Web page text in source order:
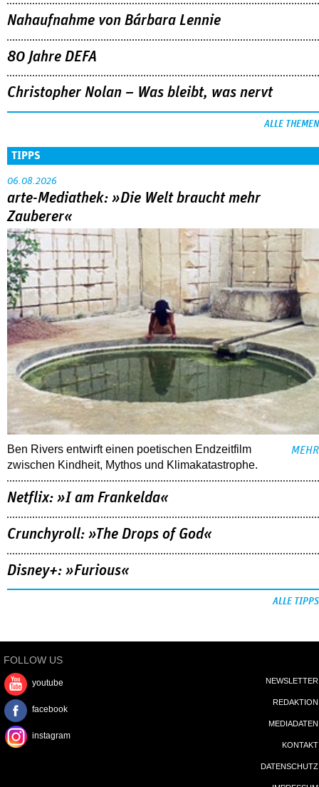
Nahaufnahme von Bárbara Lennie
80 Jahre DEFA
Christopher Nolan – Was bleibt, was nervt
ALLE THEMEN
TIPPS
06.08.2026
arte-Mediathek: »Die Welt braucht mehr
Zauberer«
Ben Rivers entwirft einen poetischen Endzeitfilm
zwischen Kindheit, Mythos und Klimakatastrophe.
MEHR
Netflix: »I am Frankelda«
Crunchyroll: »The Drops of God«
Disney+: »Furious«
ALLE TIPPS
FOLLOW US
youtube
facebook
instagram
NEWSLETTER
REDAKTION
MEDIADATEN
KONTAKT
DATENSCHUTZ